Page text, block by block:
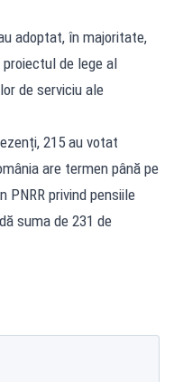
adoptat, în majoritate,
de lege al
de serviciu ale
215 au votat
are termen până pe
PNRR privind pensiile
suma de 231 de